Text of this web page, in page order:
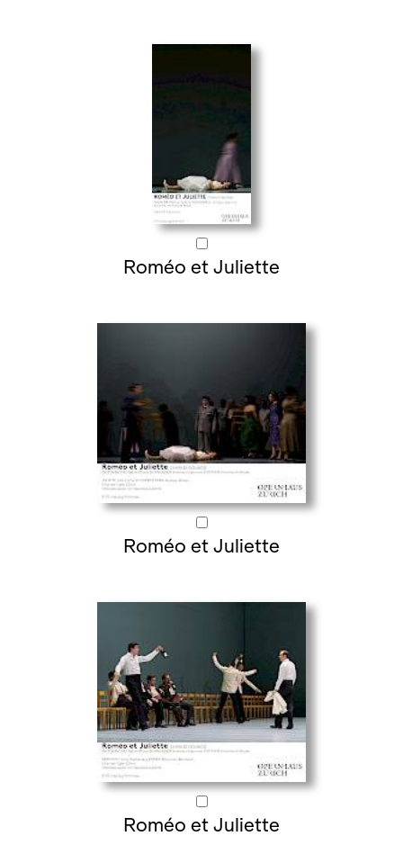
Roméo et Juliette
Roméo et Juliette
Roméo et Juliette